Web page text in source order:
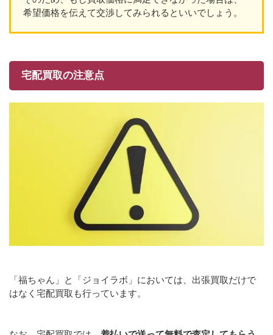
希望価格を伝えて交渉してみられるといいでしょう。
宅配買取の注意点
「福ちゃん」と「ジョイラボ」においては、出張買取だけで
はなく宅配買取も行っています。